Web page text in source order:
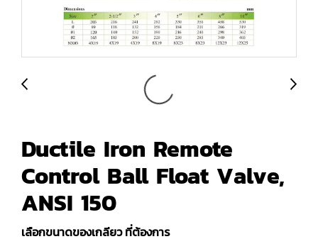
Ductile Iron Remote
Control Ball Float Valve,
ANSI 150
เลือกขนาดของเกลียว ที่ต้องการ